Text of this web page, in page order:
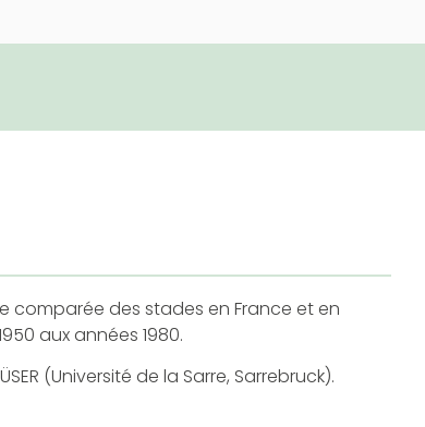
comparée des stades en France et en
aux années 1980.
(Université de la Sarre, Sarrebruck).